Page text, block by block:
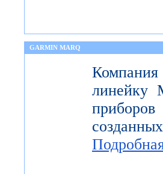
GARMIN MARQ
линейку